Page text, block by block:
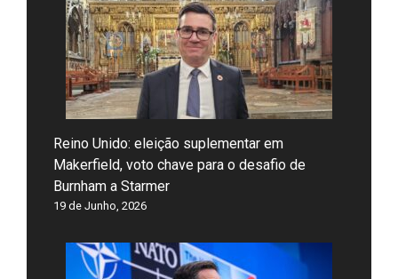
Reino Unido: eleição suplementar em
Makerfield, voto chave para o desafio de
Burnham a Starmer
19 de Junho, 2026